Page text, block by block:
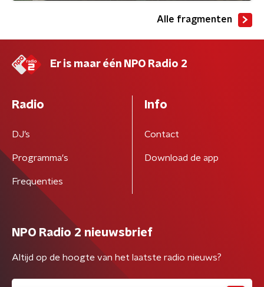
Alle fragmenten
Er is maar één NPO Radio 2
Radio
DJ’s
Programma's
Frequenties
Info
Contact
Download de app
NPO Radio 2 nieuwsbrief
Altijd op de hoogte van het laatste radio nieuws?